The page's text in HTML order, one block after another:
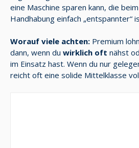
eine Maschine sparen kann, die
Handhabung einfach „entspannter“
Worauf viele achten: Premium
dann, wenn du wirklich oft nähst
im Einsatz hast. Wenn du nur
reicht oft eine solide Mittelklasse